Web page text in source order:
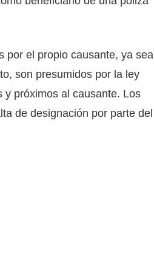
por el propio causante, ya sea
son presumidos por la ley
y próximos al causante. Los
de designación por parte del